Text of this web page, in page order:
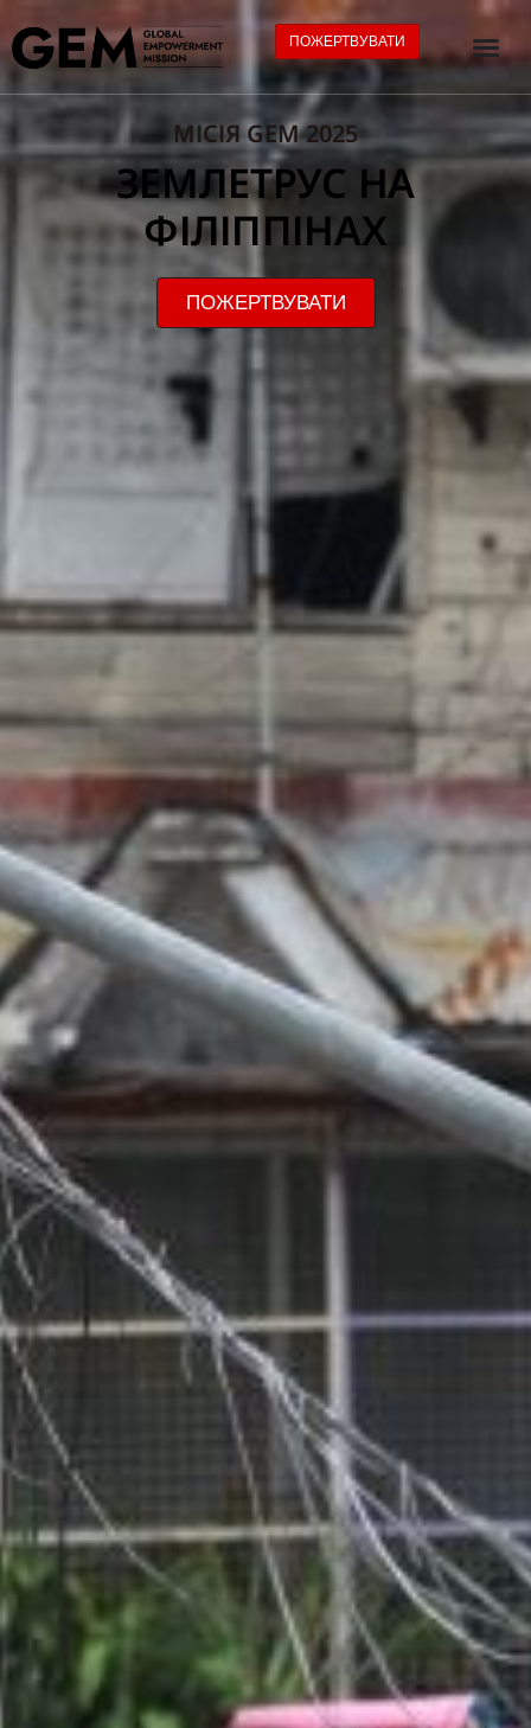
ПОЖЕРТВУВАТИ
МІСІЯ GEM 2025
ЗЕМЛЕТРУС НА
ФІЛІППІНАХ
ПОЖЕРТВУВАТИ